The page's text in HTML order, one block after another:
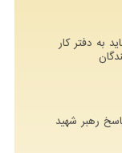
به دفتر کار
رهبر شهید